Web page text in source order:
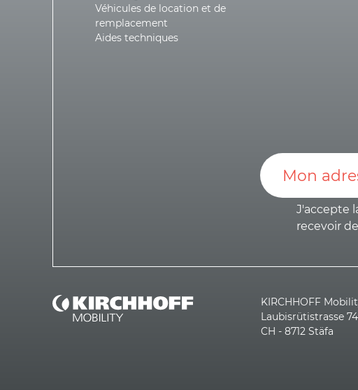
Véhicules de location et de
remplacement
Aides techniques
J'accepte
recevoir
KIRCHHOFF
Laubisrütistrasse 74
CH - 8712 Stäfa